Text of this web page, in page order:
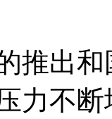
推出
力不